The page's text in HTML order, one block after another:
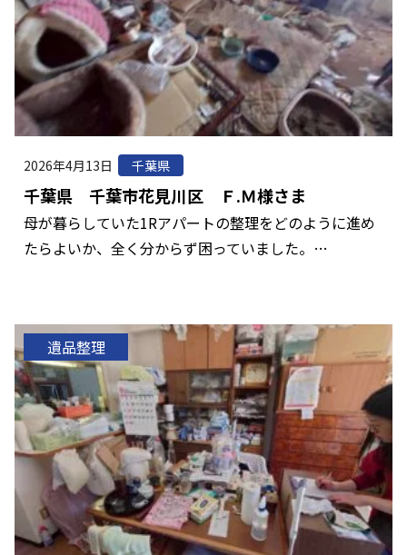
2026年4月13日 千葉県
千葉県 千葉市花見川区 Ｆ.Ｍ様さま
母が暮らしていた1Rアパートの整理をどのように進め
たらよいか、全く分からず困っていました。…
遺品整理